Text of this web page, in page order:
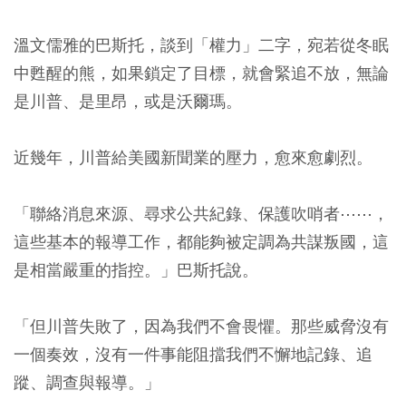
溫文儒雅的巴斯托，談到「權力」二字，宛若從冬眠
中甦醒的熊，如果鎖定了目標，就會緊追不放，無論
是川普、是里昂，或是沃爾瑪。
近幾年，川普給美國新聞業的壓力，愈來愈劇烈。
「聯絡消息來源、尋求公共紀錄、保護吹哨者⋯⋯，
這些基本的報導工作，都能夠被定調為共謀叛國，這
是相當嚴重的指控。」巴斯托說。
「但川普失敗了，因為我們不會畏懼。那些威脅沒有
一個奏效，沒有一件事能阻擋我們不懈地記錄、追
蹤、調查與報導。」